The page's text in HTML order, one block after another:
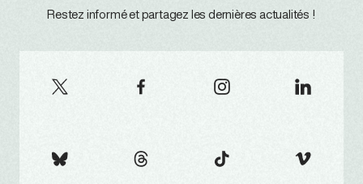
Restez informé et partagez les dernières actualités !